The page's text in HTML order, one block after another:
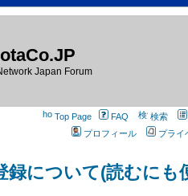
Japan Forum
Top Page FAQ
検索
プロフィール
プライ
録について(読むにも